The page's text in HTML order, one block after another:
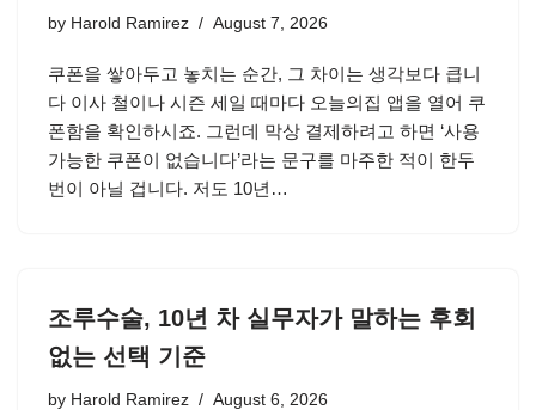
by Harold Ramirez August 7, 2026
쿠폰을 쌓아두고 놓치는 순간, 그 차이는 생각보다 큽니
다 이사 철이나 시즌 세일 때마다 오늘의집 앱을 열어 쿠
폰함을 확인하시죠. 그런데 막상 결제하려고 하면 ‘사용
가능한 쿠폰이 없습니다’라는 문구를 마주한 적이 한두
번이 아닐 겁니다. 저도 10년…
조루수술, 10년 차 실무자가 말하는 후회
없는 선택 기준
by Harold Ramirez August 6, 2026